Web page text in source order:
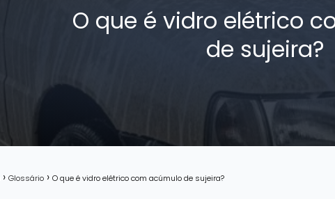
O que é vidro elétrico
de sujeira?
Glossário O que é vidro elétrico com acúmulo de sujeira?